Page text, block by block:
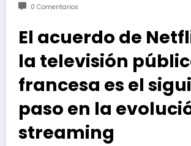
0 Comentarios
El acuerdo de
la televisión
francesa es el
paso en la
streaming